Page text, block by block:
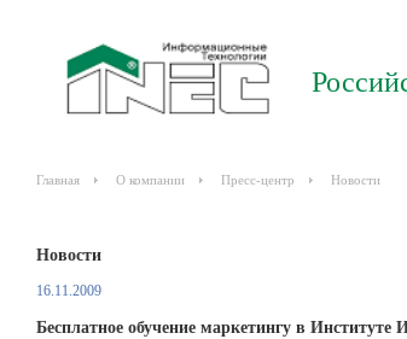
Главная О компании Пресс-центр Новости
Новости
16.11.2009
Бесплатное обучение маркетингу в Институте